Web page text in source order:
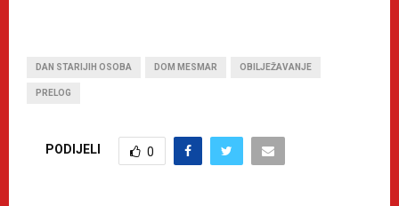
DAN STARIJIH OSOBA DOM MESMAR OBILJEŽAVANJE
PRELOG
PODIJELI 0